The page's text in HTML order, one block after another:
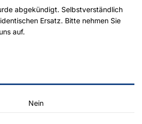
abgekündigt. Selbstverständlich
Ersatz. Bitte nehmen Sie
auf.
Nein